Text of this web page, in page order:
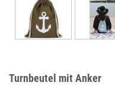
Turnbeutel mit Anker